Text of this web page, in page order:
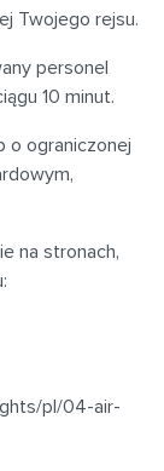
Twojego rejsu.
personel
10 minut.
o ograniczonej
na stronach,
pl/04-air-